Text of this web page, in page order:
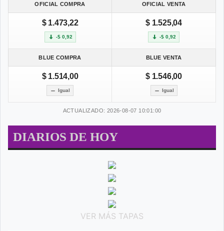
OFICIAL COMPRA OFICIAL VENTA
$ 1.473,22
-$ 0,92
$ 1.525,04
-$ 0,92
BLUE COMPRA BLUE VENTA
$ 1.514,00
Igual
$ 1.546,00
Igual
ACTUALIZADO: 2026-08-07 10:01:00
DIARIOS DE HOY
VER MÁS TAPAS